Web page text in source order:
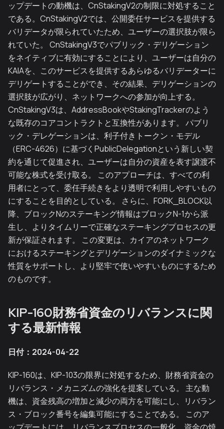
ップデートの動機は、CnStakingV2の制限に対処すること
である。CnStakingV2では、公開委任サービスを提供する
バリデータが限られていたため、ユーザーの選択肢が限ら
れていた。 CnStakingV3でパブリック・デリゲーション
をネイティブに有効にすることにより、ユーザーは自分の
KAIAを、このサービスを提供するあらゆるバリデーターに
デリゲートすることができ、その結果、デリゲーションの
選択肢が広がり、ネットワークへの参加が向上する。
CnStakingV3は、AddressBookやStakingTrackerのよう
な既存のコアコントラクトと互換性があります。 パブリ
ック・デレゲーションは、利子付きトークン・モデル
（ERC-4626）に基づくPublicDelegationという新しい契
約を通じて促進され、ユーザーは自分の資産を表す譲渡不
可能な株式を受け取る。 このアプローチは、すべての利
用者にとって、委任手続きをより透明で利用しやすいもの
にすることを目的としている。 さらに、FORK_BLOCK以
降、ブロックNのステーキング情報はブロックN-1から派
生し、よりタイムリーで正確なステーキングプロセスの更
新が保証されます。 この変更は、カイアのネットワーク
におけるステーキングとデリゲーションのダイナミックな
性質をサポートし、より堅牢で使いやすいものにするため
のものです。
KIP-160財務省資金のリバランスに関
する最新情報
日付：2024-04-22
KIP-160は、KIP-103の限界に対処するため、財務省資金の
リバランス・メカニズムの強化を提案している。 主な動
機は、資金残高の増加と減少の両方を可能にし、リバラン
ス・ブロック番号を編集可能にすることである。 このア